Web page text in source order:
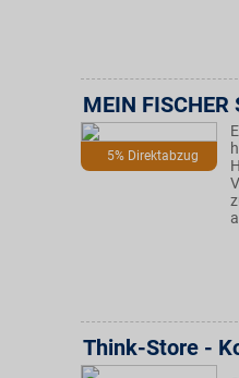
5% Direktabzug
MEIN FISCHER